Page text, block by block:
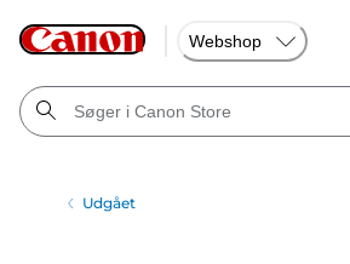
Webshop
Udgået